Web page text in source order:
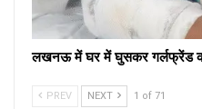
लखनऊ में घर में घुसकर गर्लफ्रेंड को
PREV NEXT 1 of 71